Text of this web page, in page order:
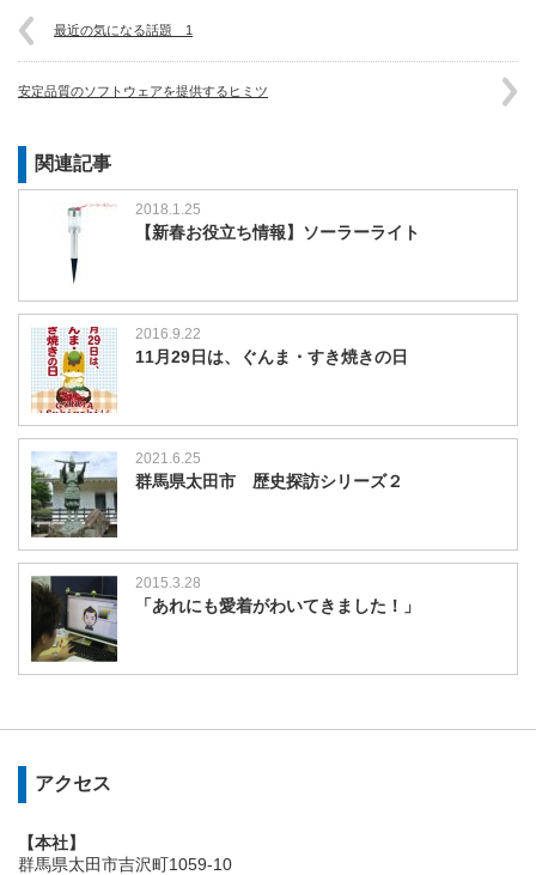
最近の気になる話題 1
安定品質のソフトウェアを提供するヒミツ
関連記事
2018.1.25
【新春お役立ち情報】ソーラーライト
2016.9.22
11月29日は、ぐんま・すき焼きの日
2021.6.25
群馬県太田市 歴史探訪シリーズ２
2015.3.28
「あれにも愛着がわいてきました！」
アクセス
【本社】
群馬県太田市吉沢町1059-10